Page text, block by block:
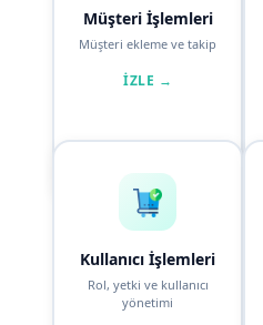
Müşteri İşlemleri
Müşteri ekleme ve takip
İZLE →
Kullanıcı İşlemleri
Rol, yetki ve kullanıcı
yönetimi